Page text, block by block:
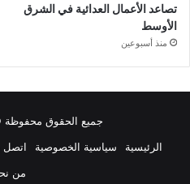
تصاعد الأعمال العدائية في الشرق
الأوسط
منذ أسبوعين
جميع الحقوق محفوظة ©
الرئيسية
سياسية الخصوصية اتصل
من